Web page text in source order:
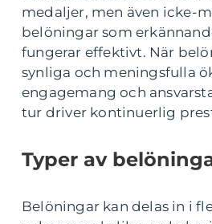
medaljer, men även icke-
belöningar som
fungerar effektivt. När
synliga och meningsfulla
engagemang och
tur driver kontinuerlig
Typer av
Belöningar kan delas in i